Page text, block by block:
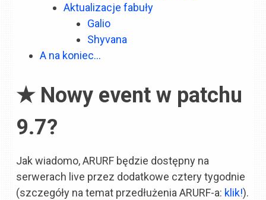
Aktualizacje fabuły
Galio
Shyvana
A na koniec…
★ Nowy event w patchu
9.7?
Jak wiadomo, ARURF będzie dostępny na
serwerach live przez dodatkowe cztery tygodnie
(szczegóły na temat przedłużenia ARURF-a: klik!).